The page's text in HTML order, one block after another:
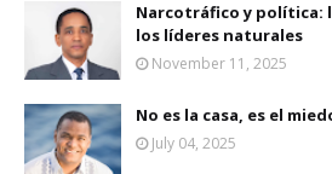
Narcotráfico y política:
los líderes naturales
November 11, 2025
No es la casa, es el
July 04, 2025